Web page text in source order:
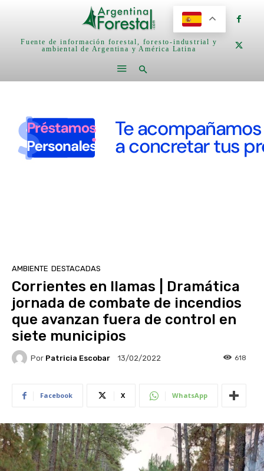
Fuente de información forestal, foresto-industrial y
ambiental de Argentina y América Latina
AMBIENTE DESTACADAS
Corrientes en llamas | Dramática
jornada de combate de incendios
que avanzan fuera de control en
siete municipios
Por Patricia Escobar 13/02/2022 618
Facebook X WhatsApp